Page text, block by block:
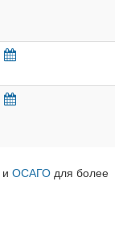
и ОСАГО для более